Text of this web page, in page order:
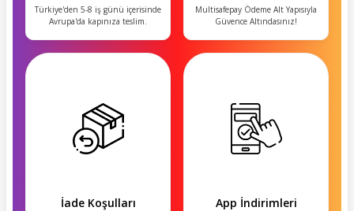
Türkiye'den 5-8 iş günü içerisinde
Avrupa'da kapınıza teslim.
Multisafepay Ödeme Alt Yapısıyla
Güvence Altındasınız!
İade Koşulları App İndirimleri